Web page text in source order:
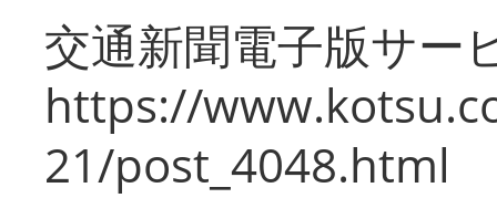
交通新聞電子版サー
https://
21/post_4048.html